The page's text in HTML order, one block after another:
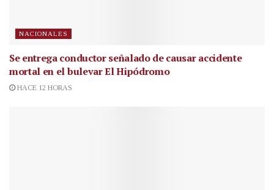
NACIONALES
Se entrega conductor señalado de causar accidente
mortal en el bulevar El Hipódromo
HACE 12 HORAS